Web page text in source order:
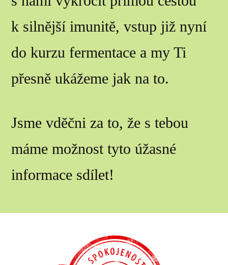
k silnější imunitě, vstup již nyní
do kurzu fermentace a my Ti
přesně ukážeme jak na to.
Jsme vděčni za to, že s tebou
máme možnost tyto úžasné
informace sdílet!